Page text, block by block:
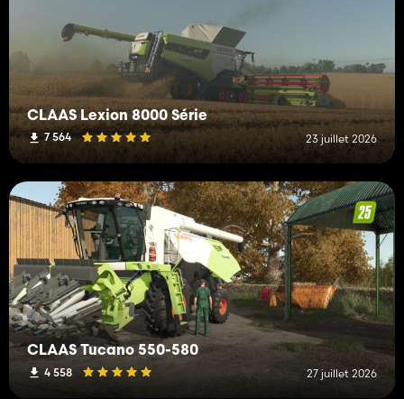
CLAAS Lexion 8000 Série
7 564 23 juillet 2026
CLAAS Tucano 550-580
4 558 27 juillet 2026